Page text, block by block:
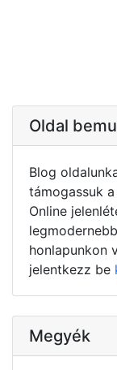
Oldal
Blog
támogassuk
Online
honlapunkon
jelentkezz be
Megyék